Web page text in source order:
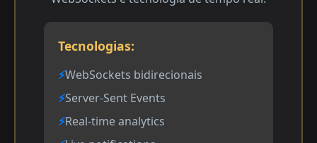
Tecnologias:
WebSockets bidirecionais
Server-Sent Events
Real-time analytics